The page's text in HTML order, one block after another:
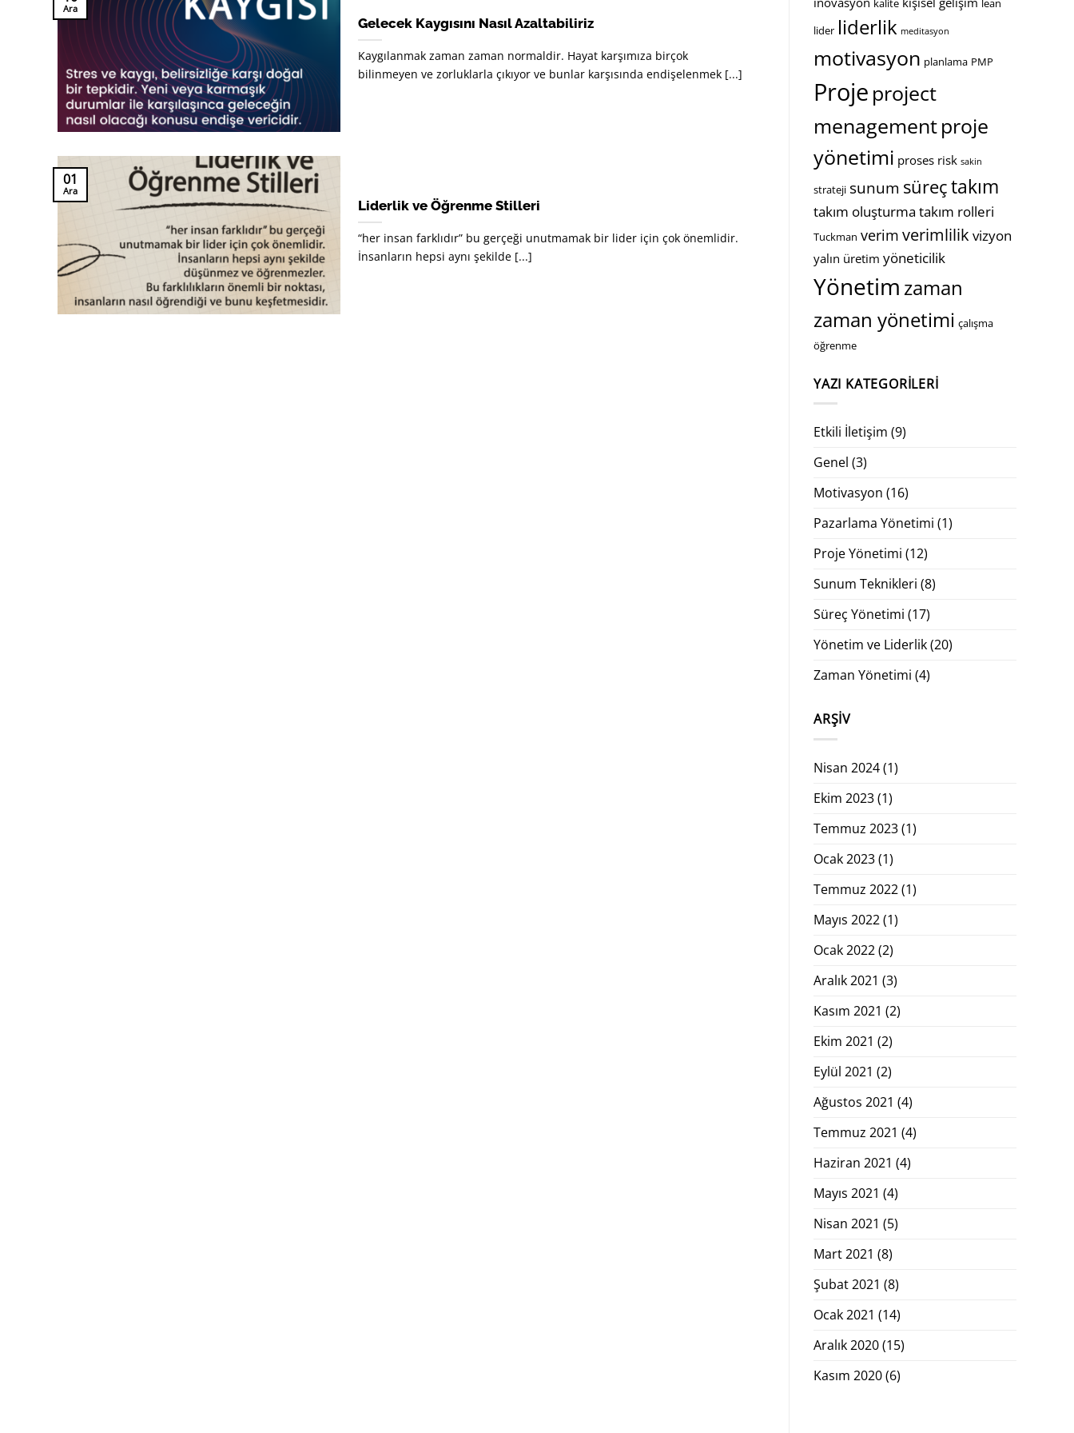
Gelecek Kaygısını Nasıl Azaltabiliriz
Kaygılanmak zaman zaman normaldir. Hayat karşımıza birçok
bilinmeyen ve zorluklarla çıkıyor ve bunlar karşısında endişelenmek [...]
Ara
Liderlik ve Öğrenme Stilleri
“her insan farklıdır” bu gerçeği unutmamak bir lider için çok önemlidir.
İnsanların hepsi aynı şekilde [...]
01
Ara
kalite
lean
lider liderlik meditasyon
motivasyon planlama PMP
Proje project
menagementproje
yönetimi proses risk sakin
strateji sunum süreçtakım
takım oluşturma takım rolleri
Tuckman verim verimlilik vizyon
yalın üretim yöneticilik
Yönetim zaman
zaman yönetimi çalışma
öğrenme
YAZI KATEGORILERI
Etkili İletişim (9)
Genel (3)
Motivasyon (16)
Pazarlama Yönetimi (1)
Proje Yönetimi (12)
Sunum Teknikleri (8)
Süreç Yönetimi (17)
Yönetim ve Liderlik(20)
Zaman Yönetimi (4)
ARŞIV
Nisan 2024(1)
Ekim 2023(1)
Temmuz 2023(1)
Ocak 2023(1)
Temmuz 2022(1)
Mayıs 2022(1)
Ocak 2022(2)
Aralık 2021 (3)
Kasım 2021 (2)
Ekim 2021 (2)
Eylül 2021 (2)
Ağustos 2021 (4)
Temmuz 2021 (4)
Haziran 2021 (4)
Mayıs 2021 (4)
Nisan 2021 (5)
Mart 2021 (8)
Şubat 2021 (8)
Ocak 2021 (14)
Aralık 2020(15)
Kasım 2020(6)